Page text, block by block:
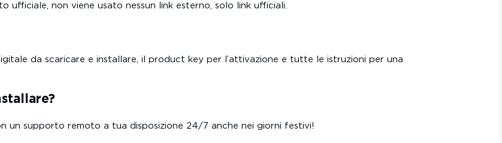
non viene usato nessun link esterno, solo link ufficiali.
da scaricare e installare, il product key per l’attivazione e tutte le istruzioni per una
un supporto remoto a tua disposizione 24/7 anche nei giorni festivi!